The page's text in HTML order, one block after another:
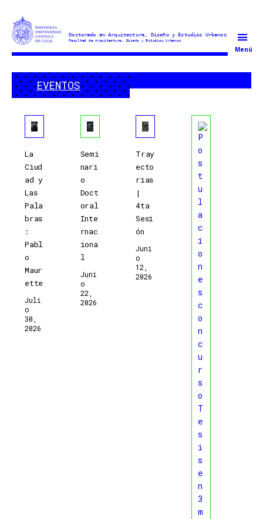
Doctorado
Arquitectura
y
Estudios
Menú
EVENTOS
La
Ciud
ad y
Las
Pala
bras
:
Pabl
o
Maur
ette
Juli
O
30,
2026
Semi
nari
o
Doct
oral
Inte
rnac
iona
l
Juni
O
22,
2026
Tray
ecto
rias
|
4ta
Sesi
ón
Juni
O
12,
2026